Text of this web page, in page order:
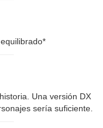
Una versión DX
sería suficiente.